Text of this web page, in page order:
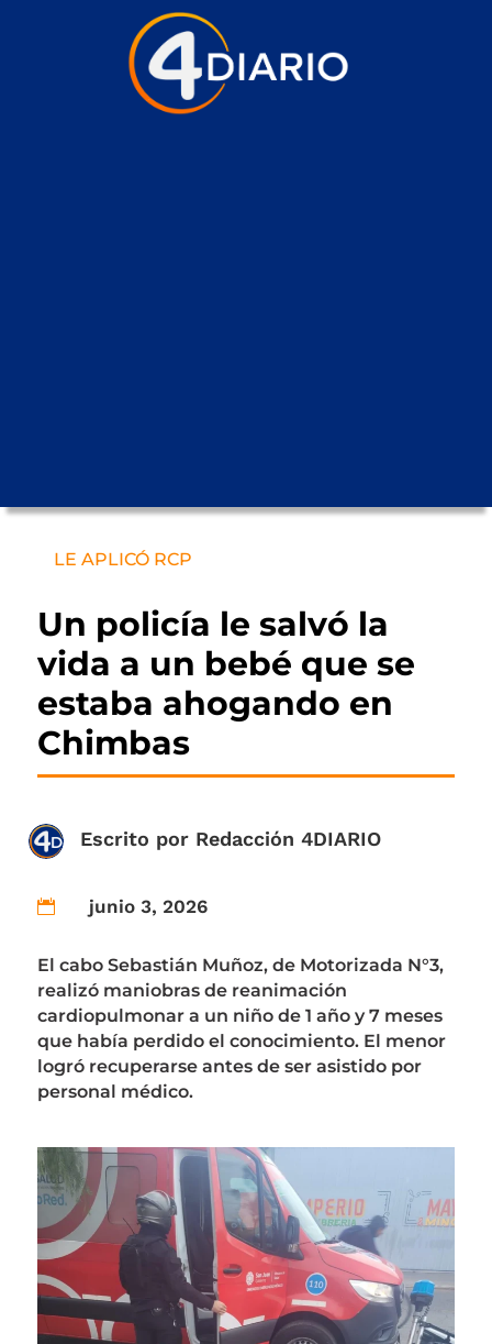
LE APLICÓ RCP
Un policía le salvó la
vida a un bebé que se
estaba ahogando en
Chimbas
Escrito por Redacción 4DIARIO
 junio 3, 2026
El cabo Sebastián Muñoz, de Motorizada N°3,
realizó maniobras de reanimación
cardiopulmonar a un niño de 1 año y 7 meses
que había perdido el conocimiento. El menor
logró recuperarse antes de ser asistido por
personal médico.